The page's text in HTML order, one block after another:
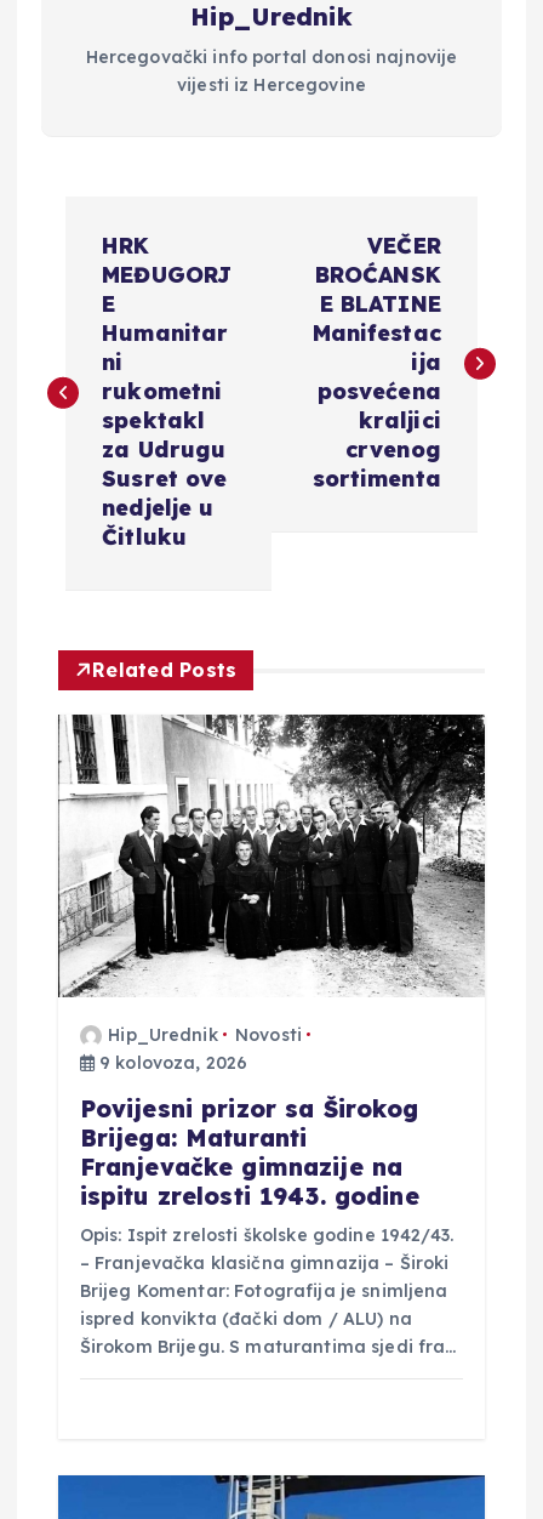
Hip_Urednik
Hercegovački info portal donosi najnovije
vijesti iz Hercegovine
i
a
o
b
a
HRK
MEĐUGORJ
E
Humanitar
ni
rukometni
spektakl
za Udrugu
Susret ove
nedjelje u
Čitluku
VEČER
BROĆANSK
E BLATINE
Manifestac
ija
posvećena
kraljici
crvenog
sortimenta
Related Posts
Hip_Urednik
Novosti
9 kolovoza, 2026
Povijesni prizor sa Širokog
Brijega: Maturanti
Franjevačke gimnazije na
ispitu zrelosti 1943. godine
Opis: Ispit zrelosti školske godine 1942/43.
– Franjevačka klasična gimnazija – Široki
Brijeg Komentar: Fotografija je snimljena
ispred konvikta (đački dom / ALU) na
Širokom Brijegu. S maturantima sjedi fra…